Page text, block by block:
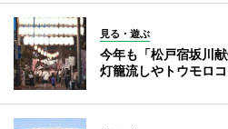
見る・遊ぶ
今年も「松戸宿坂川
灯籠流しやトウモロ